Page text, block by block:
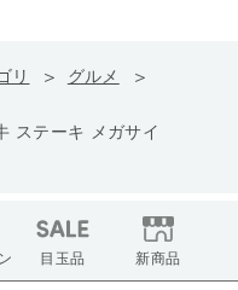
リ
グルメ
ステーキ メガサイ
目玉品 新商品